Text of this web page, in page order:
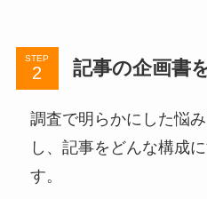
STEP 記事の企画書
調査で明らかにした悩
し、記事をどんな構成
す。